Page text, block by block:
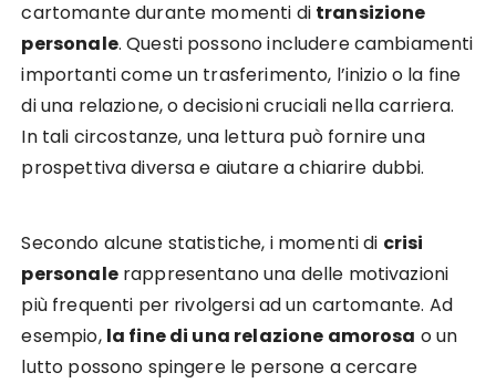
cartomante durante momenti di transizione
personale. Questi possono includere cambiamenti
importanti come un trasferimento, l’inizio o la fine
di una relazione, o decisioni cruciali nella carriera.
In tali circostanze, una lettura può fornire una
prospettiva diversa e aiutare a chiarire dubbi.
Secondo alcune statistiche, i momenti di crisi
personalerappresentano una delle motivazioni
più frequenti per rivolgersi ad un cartomante. Ad
esempio, la fine di una relazione amorosa o un
lutto possono spingere le persone a cercare